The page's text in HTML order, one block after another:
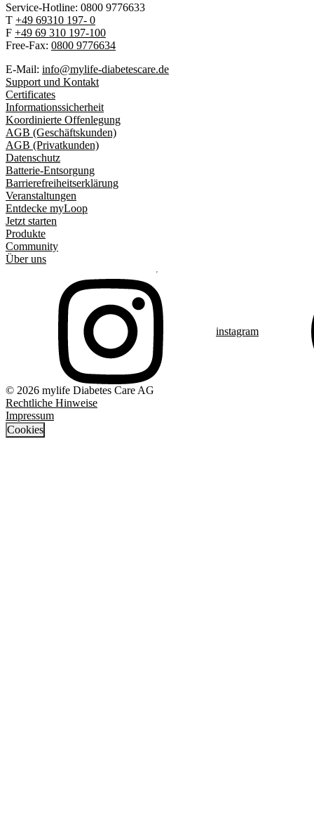
Service-Hotline: 0800 9776633
T +49 69310 197- 0
F +49 69 310 197-100
Free-Fax: 0800 9776634
E-Mail: info@mylife-diabetescare.de
Support und Kontakt
Certificates
Informationssicherheit
Koordinierte Offenlegung
AGB (Geschäftskunden)
AGB (Privatkunden)
Datenschutz
Batterie-Entsorgung
Barrierefreiheitserklärung
Veranstaltungen
Entdecke myLoop
Jetzt starten
Produkte
Community
Über uns
instagram
© 2026 mylife Diabetes Care AG
Rechtliche Hinweise
Impressum
Cookies